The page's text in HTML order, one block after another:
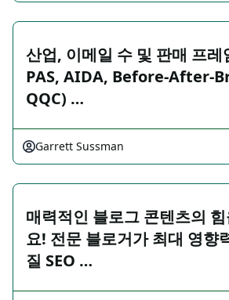
산업, 이메일 수 및 판매 프레
PAS, AIDA, Before-After-
QQC) …
Garrett Sussman
매력적인 블로그 콘텐츠의
요! 전문 블로거가 최대 영향
질 SEO …